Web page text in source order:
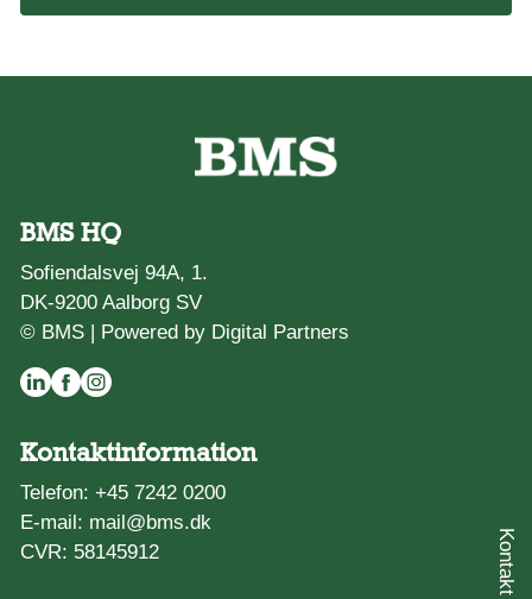
BMS HQ
Sofiendalsvej 94A, 1.
DK-9200 Aalborg SV
© BMS | Powered by Digital Partners
Kontaktinformation
Telefon:+45 7242 0200
E-mail: mail@bms.dk
CVR: 58145912